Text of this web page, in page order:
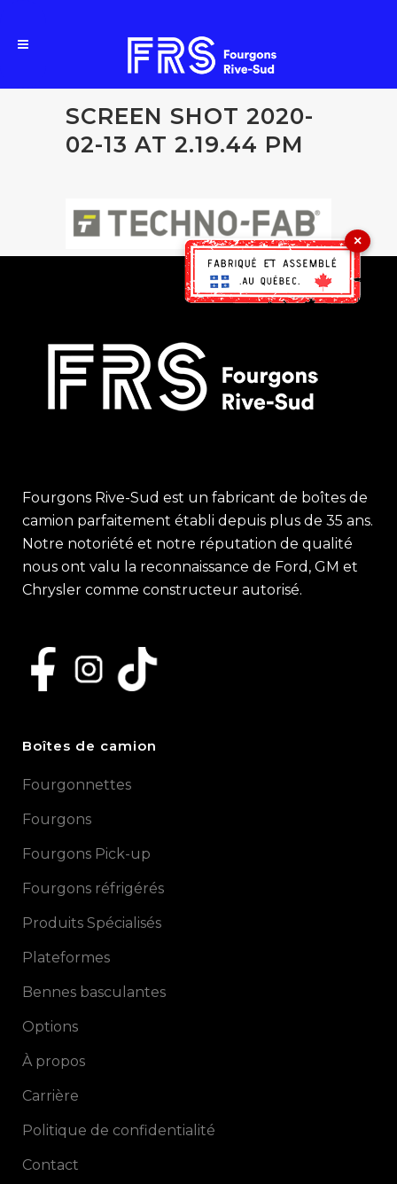
SCREEN SHOT 2020-
02-13 AT 2.19.44 PM
Fourgons Rive-Sud est un fabricant de boîtes de
camion parfaitement établi depuis plus de 35 ans.
Notre notoriété et notre réputation de qualité
nous ont valu la reconnaissance de Ford, GM et
Chrysler comme constructeur autorisé.
Boîtes de camion
Fourgonnettes
Fourgons
Fourgons Pick-up
Fourgons réfrigérés
Produits Spécialisés
Plateformes
Bennes basculantes
Options
À propos
Carrière
Politique de confidentialité
Contact
×